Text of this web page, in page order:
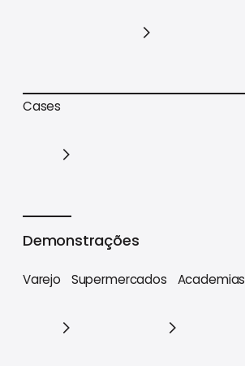
Trilhas de conteúdo
Cases
Demonstrações
Varejo Supermercados Academias